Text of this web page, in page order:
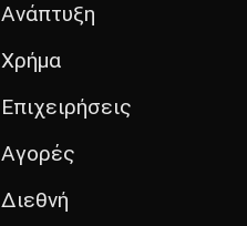
Ανάπτυξη
Χρήμα
Επιχειρήσεις
Αγορές
Διεθνή